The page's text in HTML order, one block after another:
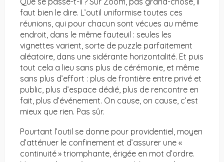
faut bien le dire. L’outil uniformise toutes ces
réunions, qui pour chacun sont vécues au même
endroit, dans le même fauteuil : seules les
vignettes varient, sorte de puzzle parfaitement
aléatoire, dans une sidérante horizontalité. Et puis
tout cela a lieu sans plus de cérémonie, et même
sans plus d’effort : plus de frontière entre privé et
public, plus d’espace dédié, plus de rencontre en
fait, plus d’événement. On cause, on cause, c’est
mieux que rien. Pas sûr.
Pourtant l’outil se donne pour providentiel, moyen
d’atténuer le confinement et d’assurer une «
continuité » triomphante, érigée en mot d’ordre.